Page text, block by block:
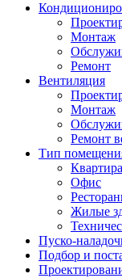
Монтаж
Ремонт
Вентиляция
Монтаж
Ремонт
Тип
Квартира
Офис
Жилые
Пуско-
Подбор и